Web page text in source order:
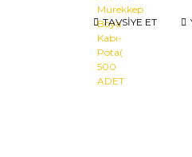
TAVSİYE ET